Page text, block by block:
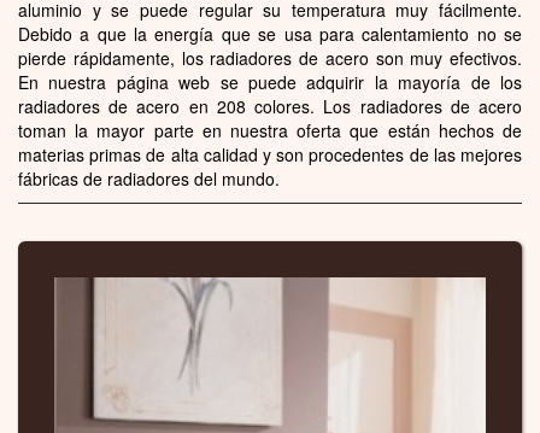
aluminio y se puede regular su temperatura muy fácilmente.
Debido a que la energía que se usa para calentamiento no se
pierde rápidamente, los radiadores de acero son muy efectivos.
En nuestra página web se puede adquirir la mayoría de los
radiadores de acero en 208 colores. Los radiadores de acero
toman la mayor parte en nuestra oferta que están hechos de
materias primas de alta calidad y son procedentes de las mejores
fábricas de radiadores del mundo.